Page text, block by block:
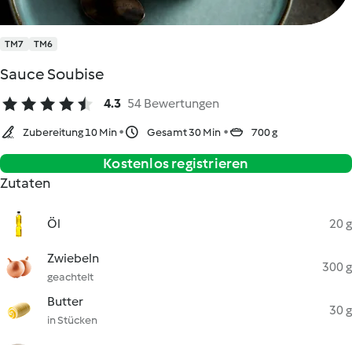
TM7 TM6
Sauce Soubise
4.3 54 Bewertungen
Zubereitung 10 Min Gesamt 30 Min 700 g
Kostenlos registrieren
Zutaten
Öl 20 g
Zwiebeln
geachtelt
300 g
Butter
in Stücken
30 g